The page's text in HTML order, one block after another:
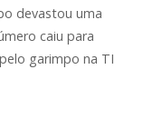
devastou uma
caiu para
garimpo na TI